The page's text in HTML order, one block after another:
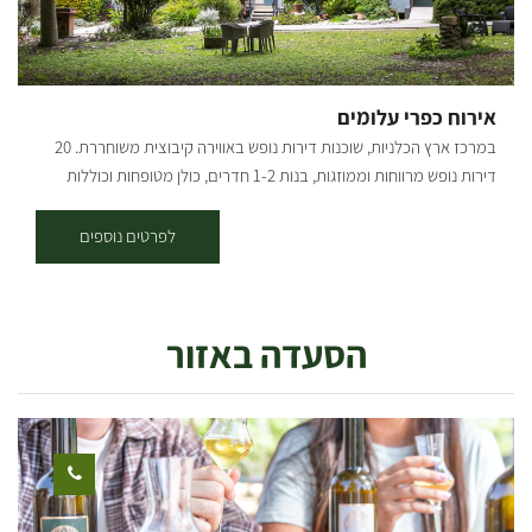
אירוח כפרי עלומים
במרכז ארץ הכלניות, שוכנות דירות נופש באווירה קיבוצית משוחררת. 20
דירות נופש מרווחות וממוזגות, בנות 1-2 חדרים, כולן מטופחות וכוללות
ומוקפות בנוי מיוחד ומטופח, מדשאות, פרחים ופינות חמד רבות. ארוחות
בכשרות מהודרת מוגשות בחדר האוכל בקיבוץ. האירוח מתאים לקהל דתי,
נפרדות וכן אולם התכנסות ומשחקייה לילדים. במקום חניות לנכים, שבילים
מרווחים ושירותי נכים עם מאחזים. ישנן דירות מונגשות לנכים, וכך גם בית
בעלומים לפרטיים פתוח רק באמצע שבוע. קבוצות, חיילים ועובדים -
יכולים להזמין גם לסופ"ש. תודה על ההבנה, צוות תיירות עלומים.
לפרטים נוספים
הסעדה באזור